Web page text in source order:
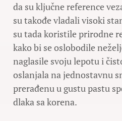
da su ključne reference
su takođe vladali visoki
su tada koristile prirodne
kako bi se oslobodile
naglasile svoju lepotu i
oslanjala na jednostavnu
prerađenu u gustu pastu
dlaka sa korena.